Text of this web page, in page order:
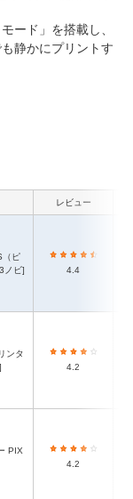
ード」を搭載し、
静かにプリントす
レビュー
ノビ]
4.4
4.2
4.2